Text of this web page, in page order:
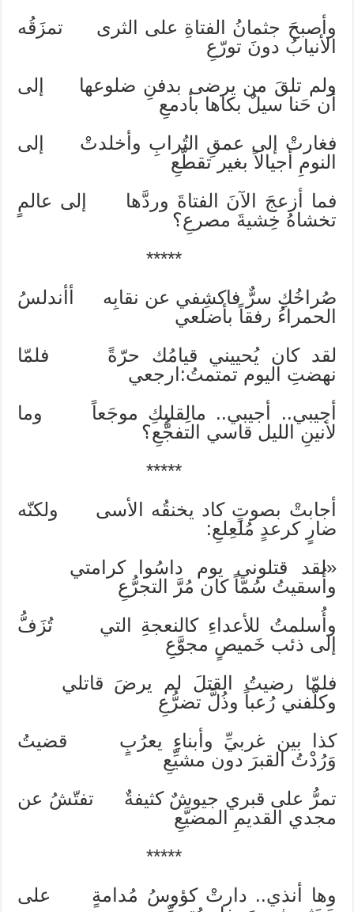
وأصبحَ جثمانُ الفتاةِ على الثرى تمزَقُه
الأنيابُ دونَ تورّعِ
ولم تلقَ من يرضى بدفنِ ضلوعها إلى
أن حَنا سيلٌ بكاها بأدمعِ
فغارتْ إلى عمقِ التُرابِ وأخلدتْ إلى
النومِ أجيالاً بغير تقطّعِ
فما أزعجَ الآنَ الفتاةَ وردَّها إلى عالمٍ
تخشاهُ خِشيةَ مصرعِ؟‍
*****
صُراخُكِ سرٌّ فاكشِفي عن نقابِه أأندلسُ
الحمراءُ رفقاً بأضلعي
لقد كان يُحييني قيامُك حرّةً فلمّا
نهضتِ اليوم تمتمتُ:ارجعي
أجيبي.. أجيبي.. مالِقلبِكِ موجَعاً وما
لأنينِ الليل قاسي التفجُّعِ؟
*****
أجابتْ بصوتٍ كاد يخنقُه الأسى ولكنّه
ضارٍ كرعدٍ مُلعِلعِ:
«لقد قتلوني يوم داسُوا كرامتي
وأُسقيتُ سُمّاً كان مُرَّ التجرُّعِ
وأُسلمتُ للأعداءِ كالنعجةِ التي تُزَفُّ
إلى ذئب خَميصٍ مجوَّعِ
فلمّا رضيتُ القتلَ لم يرضَ قاتلي
وكلّفني رُعباً وذُلَّ تضرُّعِ
كذا بين غربيِّ وأبناءِ يعرُبٍ قضيتُ
وَرُدْتُ القبرَ دون مشيِّعِ
تمرُّ على قبري جيوشٌ كثيفةٌ تفتّشُ عن
مجدي القديمِ المضيَّعِ
*****
وها أنذي.. دارتْ كؤوسُ مُدامةٍ على